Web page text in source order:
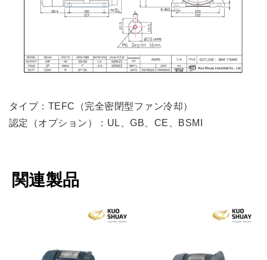
タイプ：TEFC（完全密閉型ファン冷却）
認定（オプション）：UL、GB、CE、BSMI
関連製品